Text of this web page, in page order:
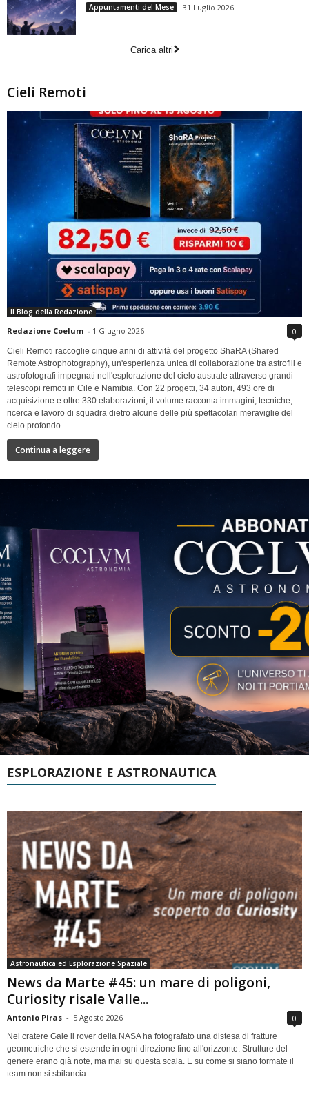
Appuntamenti del Mese 31 Luglio 2026
Carica altri
Cieli Remoti
Il Blog della Redazione
Redazione Coelum - 1 Giugno 2026 0
Cieli Remoti raccoglie cinque anni di attività del progetto ShaRA (Shared
Remote Astrophotography), un'esperienza unica di collaborazione tra astrofili e
astrofotografi impegnati nell'esplorazione del cielo australe attraverso grandi
telescopi remoti in Cile e Namibia. Con 22 progetti, 34 autori, 493 ore di
acquisizione e oltre 330 elaborazioni, il volume racconta immagini, tecniche,
ricerca e lavoro di squadra dietro alcune delle più spettacolari meraviglie del
cielo profondo.
Continua a leggere
ESPLORAZIONE E ASTRONAUTICA
Astronautica ed Esplorazione Spaziale
News da Marte #45: un mare di poligoni,
Curiosity risale Valle...
Antonio Piras - 5 Agosto 2026 0
Nel cratere Gale il rover della NASA ha fotografato una distesa di fratture
geometriche che si estende in ogni direzione fino all'orizzonte. Strutture del
genere erano già note, ma mai su questa scala. E su come si siano formate il
team non si sbilancia.